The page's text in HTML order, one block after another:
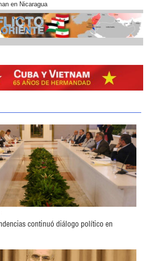
en Nicaragua
continuó diálogo político en